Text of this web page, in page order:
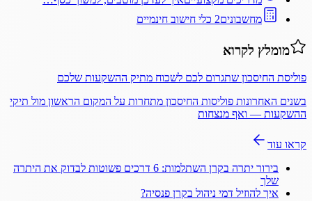
מחשבונים2 כלי חישוב חינמיים
מומלץ לקרוא
פוליסת החיסכון שתגרום לכם לשכוח מתיק ההשקעות שלכם
בשנים האחרונות פוליסות החיסכון מתחרות על המקום הראשון מול תיקי
ההשקעות — ואף מנצחות
קראו עוד
בירור יתרה בקרן השתלמות: 6 דרכים פשוטות לבדוק את היתרה
שלך
איך להוזיל דמי ניהול בקרן פנסיה?